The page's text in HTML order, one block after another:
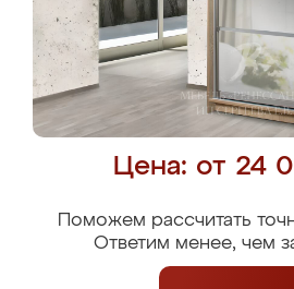
Цена: от 24
Поможем рассчитать
Ответим менее, чем